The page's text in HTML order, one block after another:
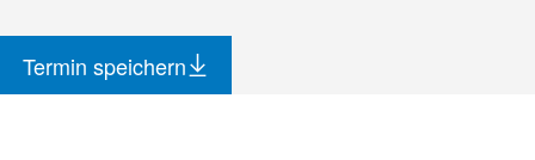
Termin speichern